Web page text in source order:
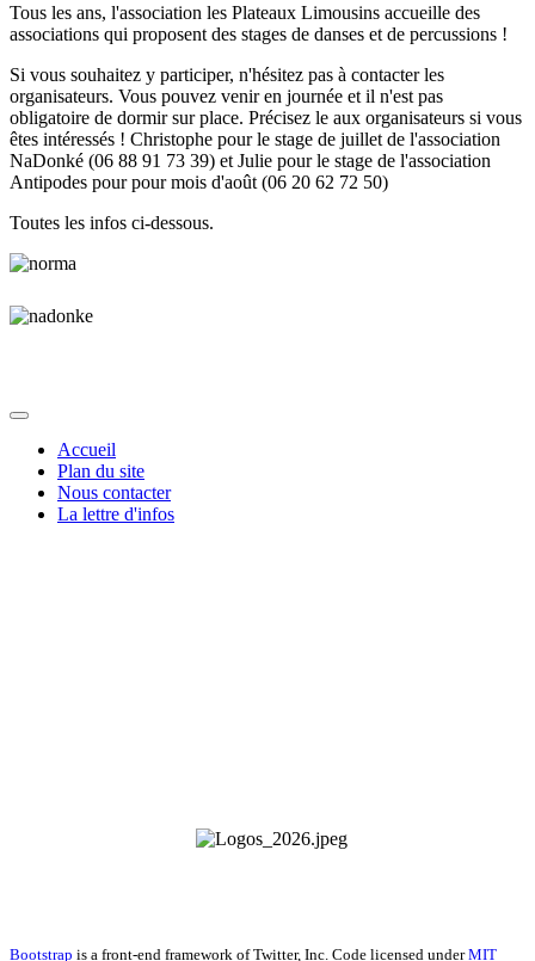
Tous les ans, l'association les Plateaux Limousins accueille des
associations qui proposent des stages de danses et de percussions !
Si vous souhaitez y participer, n'hésitez pas à contacter les
organisateurs. Vous pouvez venir en journée et il n'est pas
obligatoire de dormir sur place. Précisez le aux organisateurs si vous
êtes intéressés ! Christophe pour le stage de juillet de l'association
NaDonké (06 88 91 73 39) et Julie pour le stage de l'association
Antipodes pour pour mois d'août (06 20 62 72 50)
Toutes les infos ci-dessous.
Accueil
Plan du site
Nous contacter
La lettre d'infos
Bootstrap is a front-end framework of Twitter, Inc. Code licensed underMIT